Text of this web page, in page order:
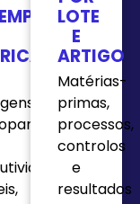
LOTE
E
ARTIGO
Matérias-
primas,
processos,
controlos
e
resultados